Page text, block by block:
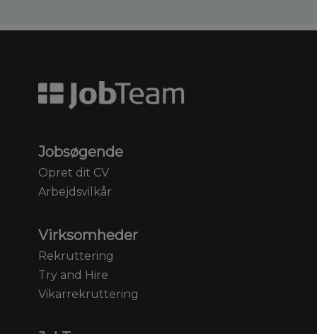
Jobsøgende
Opret dit CV
Arbejdsvilkår
Virksomheder
Rekruttering
Try and Hire
Vikarrekruttering